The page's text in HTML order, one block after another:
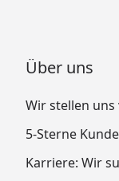
Über uns
Wir stellen uns
5-Sterne
Karriere: Wir